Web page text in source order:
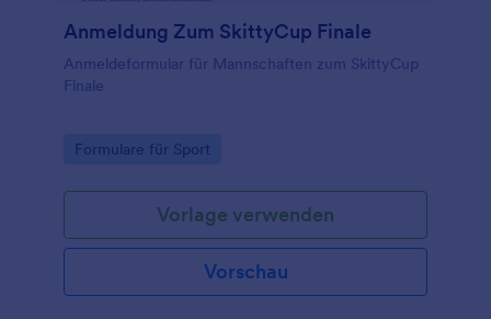
Anmeldung Zum SkittyCup Finale
Anmeldeformular für Mannschaften zum SkittyCup
Finale
Go to Category:
Formulare für Sport
Vorlage verwenden
Vorschau